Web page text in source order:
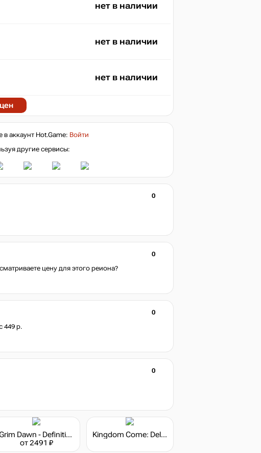
нет в наличии
нет в наличии
нет в наличии
в аккаунт Hot.Game: Войти
другие сервисы:
0
0
цену для этого реиона?
0
449 р.
0
Grim Dawn - Definitive Edition
от 2491 ₽
Kingdom Come: Deliverance - Steelbook Edition